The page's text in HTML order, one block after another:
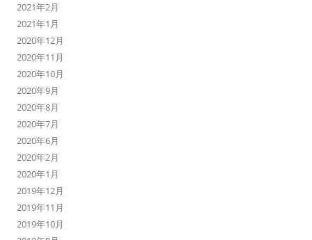
2021年2月
2021年1月
2020年12月
2020年11月
2020年10月
2020年9月
2020年8月
2020年7月
2020年6月
2020年2月
2020年1月
2019年12月
2019年11月
2019年10月